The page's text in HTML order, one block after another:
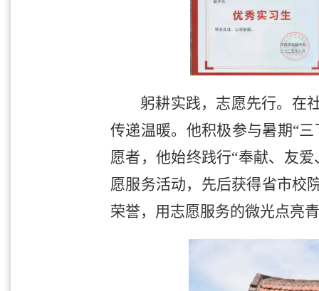
躬耕实践，志愿先行。在
传递温暖。他积极参与暑期“
愿者，他始终践行“奉献、友
愿服务活动，先后获得省市校
荣誉，用志愿服务的微光点亮